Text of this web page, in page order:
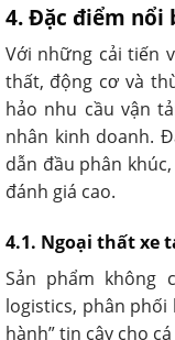
4. Đặc điểm nổi
Với những cải tiến
thất, động cơ và
hảo nhu cầu vận
nhân kinh doanh.
dẫn đầu phân
đánh giá cao.
4.1. Ngoại thất xe
Sản phẩm không
logistics, phân phối
hành” tin cậy cho